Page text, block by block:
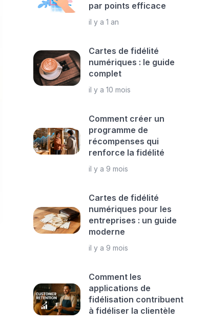
par points efficace
il y a 1 an
Cartes de fidélité
numériques : le guide
complet
il y a 10 mois
Comment créer un
programme de
récompenses qui
renforce la fidélité
il y a 9 mois
Cartes de fidélité
numériques pour les
entreprises : un guide
moderne
il y a 9 mois
Comment les
applications de
fidélisation contribuent
à fidéliser la clientèle